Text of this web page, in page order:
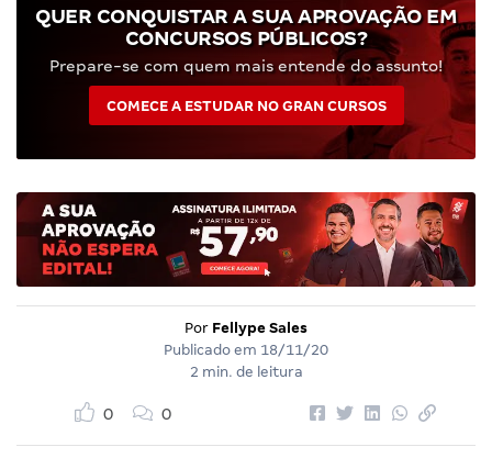
QUER CONQUISTAR A SUA APROVAÇÃO EM
CONCURSOS PÚBLICOS?
Prepare-se com quem mais entende do assunto!
COMECE A ESTUDAR NO GRAN CURSOS
Por Fellype Sales
Publicado em 18/11/20
2 min. de leitura
0 0